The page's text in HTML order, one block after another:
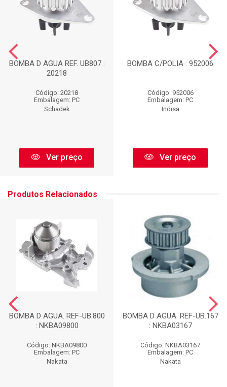
BOMBA D AGUA REF. UB807 :
20218
Código: 20218
Embalagem: PC
Schadek
Ver preço
BOMBA C/POLIA : 952006
Código: 952006
Embalagem: PC
Indisa
Ver preço
Produtos Relacionados
BOMBA D AGUA. REF-UB.800
: NKBA09800
Código: NKBA09800
Embalagem: PC
Nakata
BOMBA D AGUA. REF-UB.167
: NKBA03167
Código: NKBA03167
Embalagem: PC
Nakata